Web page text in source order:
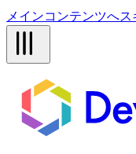
メインコンテンツへ